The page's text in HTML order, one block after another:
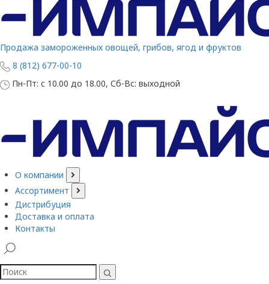
Продажа замороженных овощей, грибов, ягод и фруктов
8 (812) 677-00-10
Пн-Пт: с 10.00 до 18.00, Сб-Вс: выходной
О компании
Ассортимент
Дистрибуция
Доставка и оплата
Контакты